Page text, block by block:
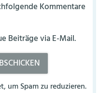
Kommentare
Beiträge via E-Mail.
um Spam zu reduzieren.